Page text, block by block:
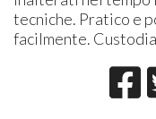
tecniche. Pratico e
facilmente.